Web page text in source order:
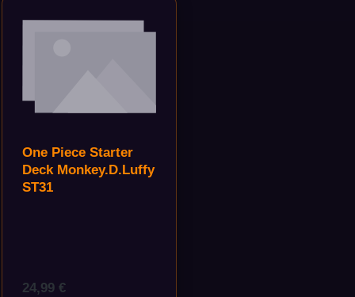
One Piece Starter
Deck Monkey.D.Luffy
ST31
Regulärer Preis:
24,99 €